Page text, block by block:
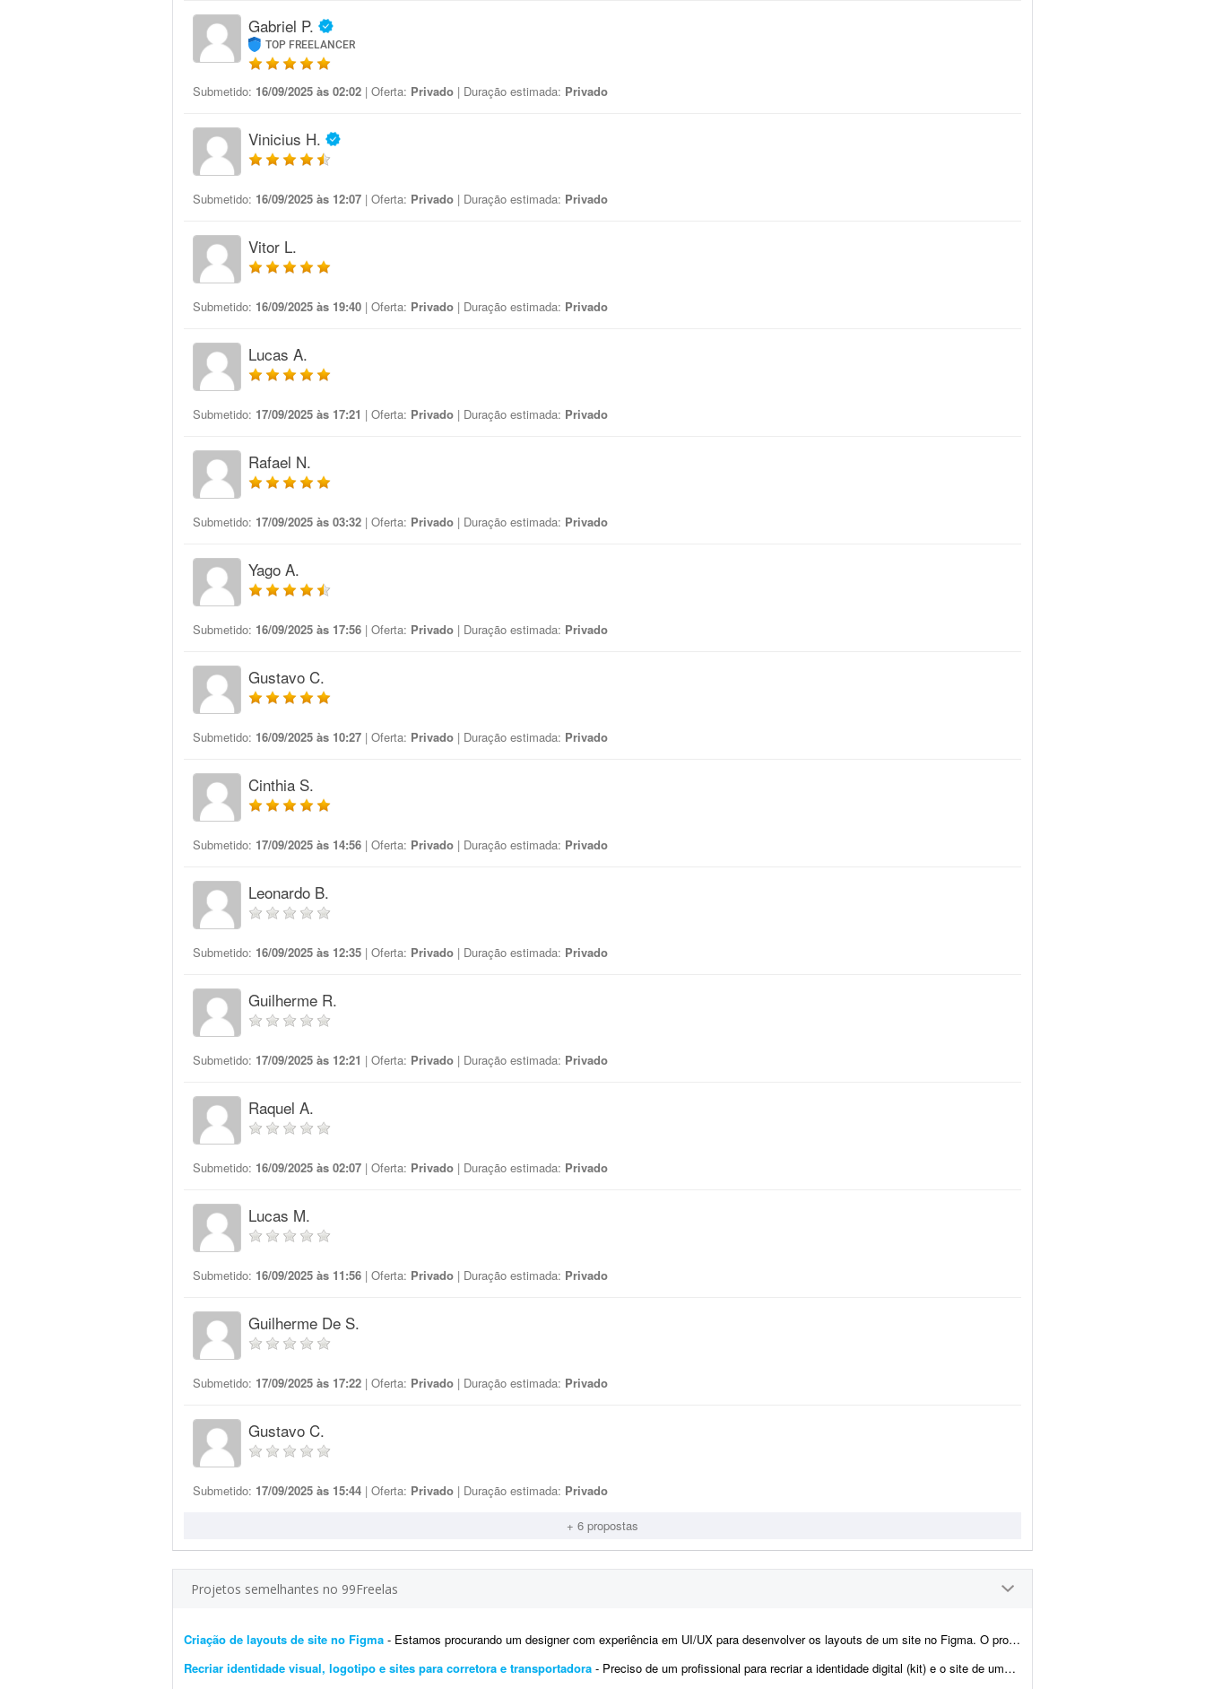
Gabriel P.
TOP FREELANCER
Submetido: 16/09/2025 às 02:02 | Oferta: Privado | Duração estimada: Privado
Vinicius H.
Submetido: 16/09/2025 às 12:07 | Oferta: Privado | Duração estimada: Privado
Vitor L.
Submetido: 16/09/2025 às 19:40 | Oferta: Privado | Duração estimada: Privado
Lucas A.
Submetido: 17/09/2025 às 17:21 | Oferta: Privado | Duração estimada: Privado
Rafael N.
Submetido: 17/09/2025 às 03:32 | Oferta: Privado | Duração estimada: Privado
Yago A.
Submetido: 16/09/2025 às 17:56 | Oferta: Privado | Duração estimada: Privado
Gustavo C.
Submetido: 16/09/2025 às 10:27 | Oferta: Privado | Duração estimada: Privado
Cinthia S.
Submetido: 17/09/2025 às 14:56 | Oferta: Privado | Duração estimada: Privado
Leonardo B.
Submetido: 16/09/2025 às 12:35 | Oferta: Privado | Duração estimada: Privado
Guilherme R.
Submetido: 17/09/2025 às 12:21 | Oferta: Privado | Duração estimada: Privado
Raquel A.
Submetido: 16/09/2025 às 02:07 | Oferta: Privado | Duração estimada: Privado
Lucas M.
Submetido: 16/09/2025 às 11:56 | Oferta: Privado | Duração estimada: Privado
Guilherme De S.
Submetido: 17/09/2025 às 17:22 | Oferta: Privado | Duração estimada: Privado
Gustavo C.
Submetido: 17/09/2025 às 15:44 | Oferta: Privado | Duração estimada: Privado
+ 6 propostas
Projetos semelhantes no 99Freelas
Criação de layouts de site no Figma - Estamos procurando um designer com experiência em UI/UX para desenvolver os layouts de um site no Figma. O projeto contempla a criação do layout da página inicial e de p...
Recriar identidade visual, logotipo e sites para corretora e transportadora - Preciso de um profissional para recriar a identidade digital (kit) e o site de uma corretora. Também haverá demanda para criar o site de uma transportadora. Ambos já est&atild...